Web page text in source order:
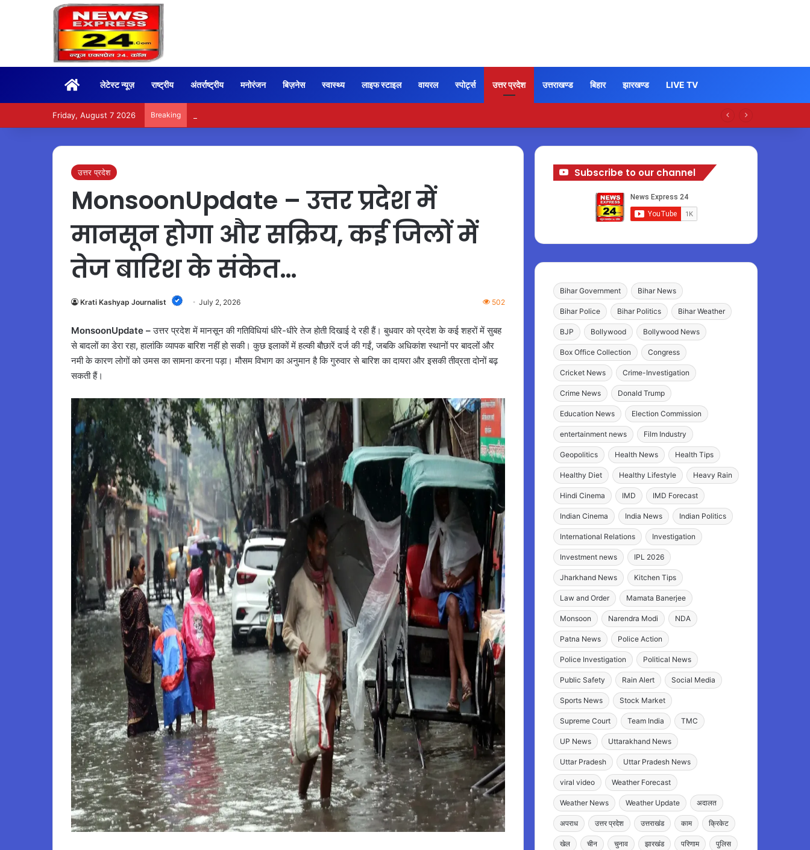
Homeलेटेस्ट न्यूज़ राष्ट्रीय अंतर्राष्ट्रीय मनोरंजन बिज़नेस स्वास्थ्य लाइफ स्टाइल वायरल स्पोर्ट्स उत्तर प्रदेश उत्तराखण्ड बिहार झारखण्ड LIVE TV
Friday, August 7 2026 Breaking
उत्तर प्रदेश
MonsoonUpdate – उत्तर प्रदेश में
मानसून होगा और सक्रिय, कई जिलों में
तेज बारिश के संकेत…
Krati Kashyap Journalist July 2, 2026 502
MonsoonUpdate –उत्तर प्रदेश में मानसून की गतिविधियां धीरे-धीरे तेज होती दिखाई दे रही हैं। बुधवार को प्रदेश के कई शहरों में सुबह
से बादलों का डेरा रहा, हालांकि व्यापक बारिश नहीं हो सकी। कुछ इलाकों में हल्की बौछारें दर्ज की गईं, जबकि अधिकांश स्थानों पर बादलों और
नमी के कारण लोगों को उमस का सामना करना पड़ा। मौसम विभाग का अनुमान है कि गुरुवार से बारिश का दायरा और इसकी तीव्रता दोनों बढ़
सकती हैं।
Subscribe to our channel
Bihar Government Bihar News
Bihar Police Bihar Politics Bihar Weather
BJP Bollywood Bollywood News
Box Office Collection Congress
Cricket News Crime-Investigation
Crime News Donald Trump
Education News Election Commission
entertainment news Film Industry
Geopolitics Health News Health Tips
Healthy Diet Healthy Lifestyle Heavy Rain
Hindi Cinema IMD IMD Forecast
Indian Cinema India News Indian Politics
International Relations Investigation
Investment news IPL 2026
Jharkhand News Kitchen Tips
Law and Order Mamata Banerjee
Monsoon Narendra Modi NDA
Patna News Police Action
Police Investigation Political News
Public Safety Rain Alert Social Media
Sports News Stock Market
Supreme Court Team India TMC
UP News Uttarakhand News
Uttar Pradesh Uttar Pradesh News
viral video Weather Forecast
Weather News Weather Update अदालत
अपराध उत्तर प्रदेश उत्तराखंड काम क्रिकेट
खेल चीन चुनाव झारखंड परिणाम पुलिस